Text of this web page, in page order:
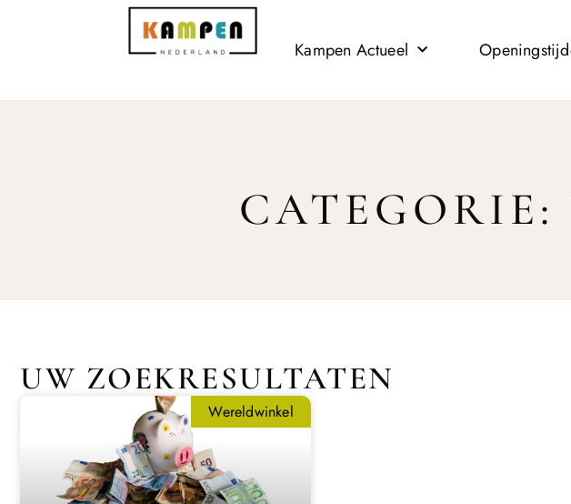
Kampen Actueel
CATEGORIE:
UW ZOEKRESULTATEN
Wereldwinkel